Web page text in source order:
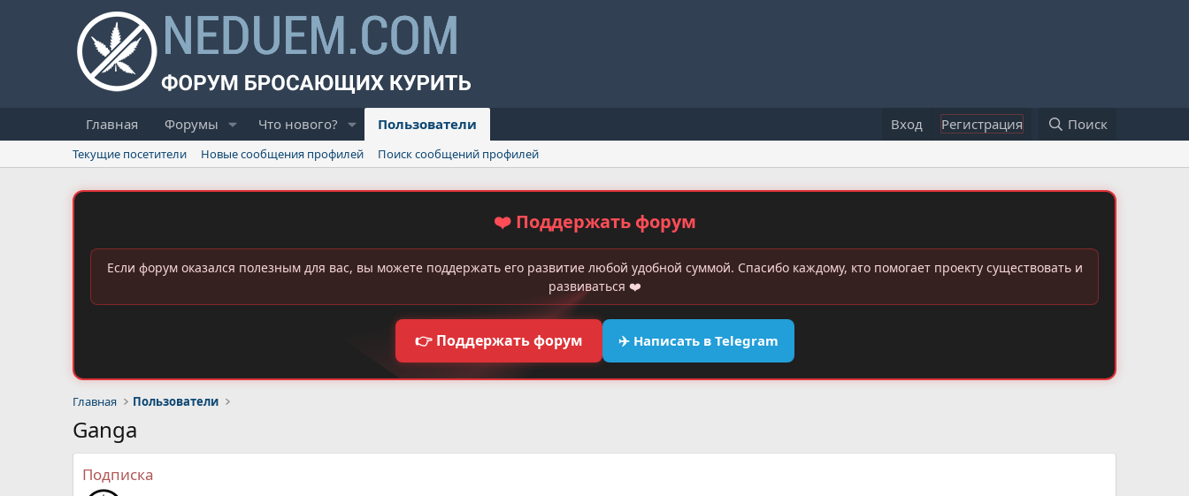
Главная Форумы Что нового? Пользователи Вход Регистрация Поиск
Текущие посетители Новые сообщения профилей Поиск сообщений профилей
❤️ Поддержать форум
Если форум оказался полезным для вас, вы можете поддержать его развитие любой удобной суммой. Спасибо каждому, кто помогает проекту существовать и
развиваться ❤️
👉 Поддержать форум ✈️ Написать в Telegram
Главная Пользователи
Ganga
Подписка